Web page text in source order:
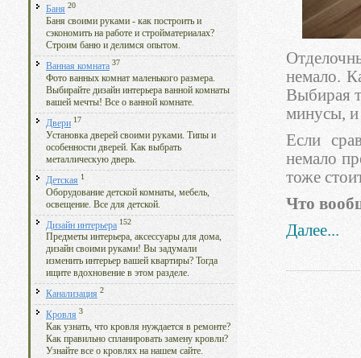
Баня 20
Баня своими руками - как построить и
сэкономить на работе и стройматериалах?
Строим баню и делимся опытом.
Ванная комната 37
Фото ванных комнат маленького размера.
Выбирайте дизайн интерьера ванной комнаты
вашей мечты! Все о ванной комнате.
Двери 17
Установка дверей своими руками. Типы и
особенности дверей. Как выбрать
металлическую дверь.
Детская 1
Оборудование детской комнаты, мебель,
освещение. Все для детской.
Дизайн интерьера 152
Предметы интерьера, аксессуары для дома,
дизайн своими руками! Вы задумали
изменить интерьер вашей квартиры? Тогда
ищите вдохновение в этом разделе.
Канализация 2
Кровля 3
Как узнать, что кровля нуждается в ремонте?
Как правильно спланировать замену кровли?
Узнайте все о кровлях на нашем сайте.
немало.
Выбирая
минусы, и
Если
немало
тоже
Что
Далее...